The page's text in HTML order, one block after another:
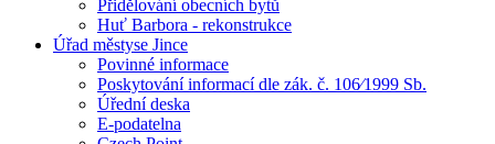
Přidělování obecních bytů
Huť Barbora - rekonstrukce
Úřad městyse Jince
Povinné informace
Poskytování informací dle zák. č. 106⁄1999 Sb.
Úřední deska
E-podatelna